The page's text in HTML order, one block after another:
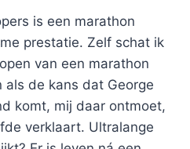
is een marathon
prestatie. Zelf schat ik
van een marathon
als de kans dat George
komt, mij daar ontmoet,
verklaart. Ultralange